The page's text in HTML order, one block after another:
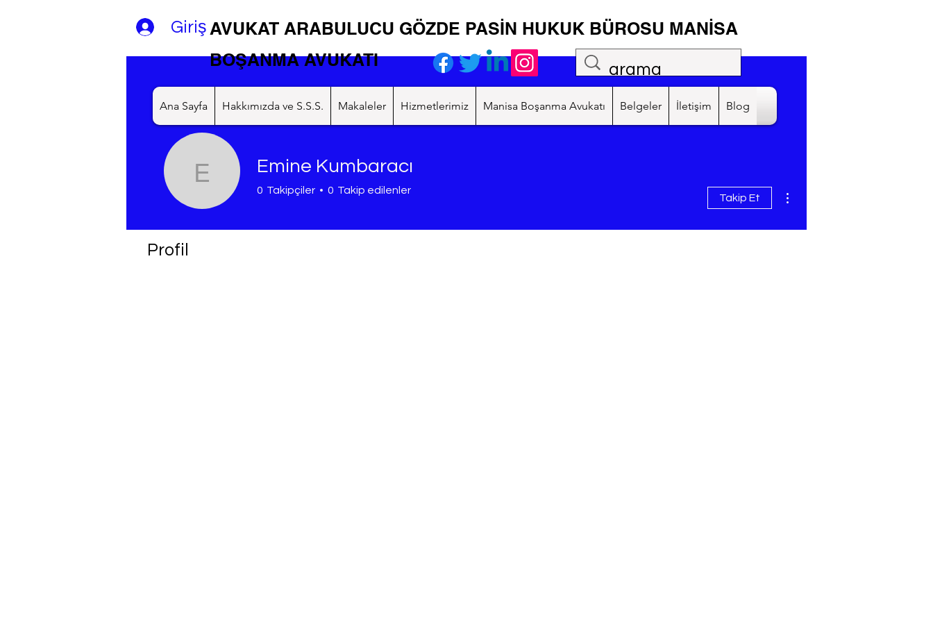
GirişAVUKAT ARABULUCU GÖZDE PASİN HUKUK BÜROSU MANİSA
BOŞANMA AVUKATI
Ana Sayfa Hakkımızda ve S.S.S. Makaleler Hizmetlerimiz Manisa Boşanma Avukatı Belgeler İletişim Blog
Emine Kumbaracı
Emine Kumbaracı
0 Takipçiler 0 Takip edilenler
Takip Et
Profil